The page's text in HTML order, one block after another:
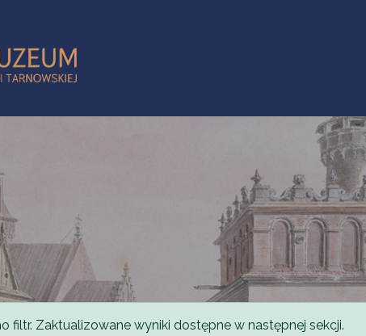
filtr. Zaktualizowane wyniki dostępne w następnej sekcji.